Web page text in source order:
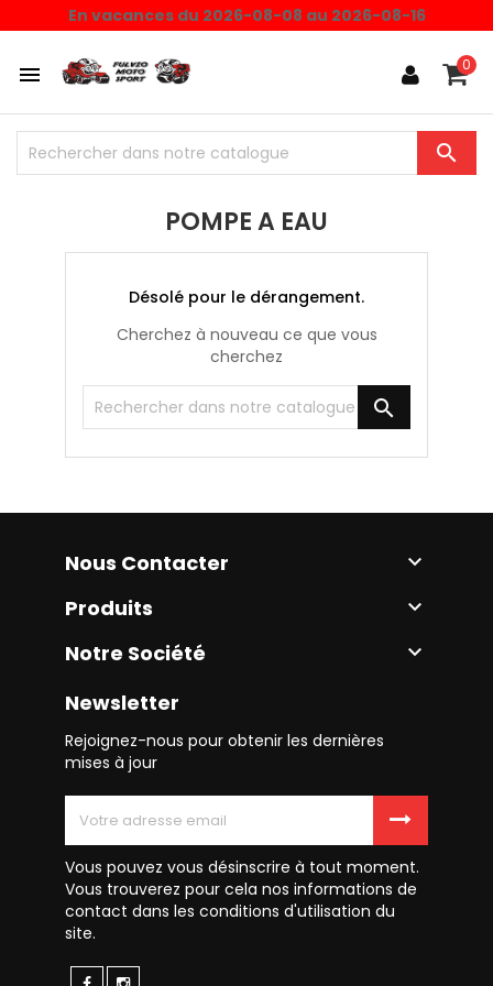
En vacances du 2026-08-08 au 2026-08-16
 0

POMPE A EAU
Désolé pour le dérangement.
Cherchez à nouveau ce que vous
cherchez

Nous Contacter 
Produits 
Notre Société 
Newsletter
Rejoignez-nous pour obtenir les dernières
mises à jour
Vous pouvez vous désinscrire à tout moment.
Vous trouverez pour cela nos informations de
contact dans les conditions d'utilisation du
site.